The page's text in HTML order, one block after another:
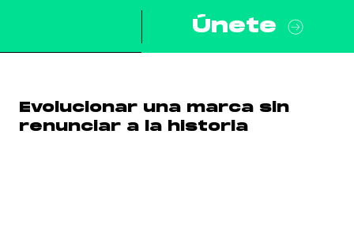
Únete
Evolucionar una marca sin
renunciar a la historia